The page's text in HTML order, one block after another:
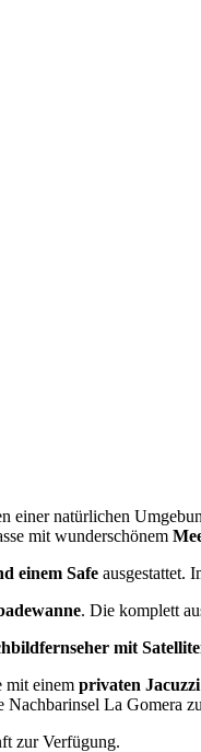
einer natürlichen
mit wunderschönem
einem Safe ausgestattet.
. Die komplett
mit
mit einem privaten
La Gomera
zur Verfügung.